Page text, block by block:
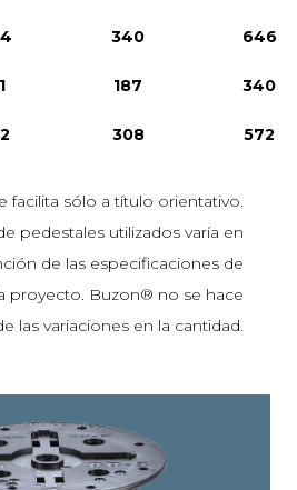
340 646
187 340
308 572
facilita sólo a título orientativo.
pedestales utilizados varía en
de las especificaciones de
proyecto. Buzon® no se hace
las variaciones en la cantidad.